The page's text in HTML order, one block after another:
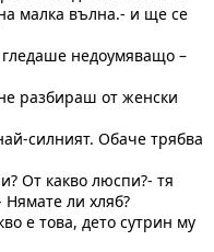
малка вълна.- и ще се
недоумяващо –
разбираш от женски
силният. Обаче трябва
От какво люспи?- тя
ли хляб?
е това, дето сутрин му